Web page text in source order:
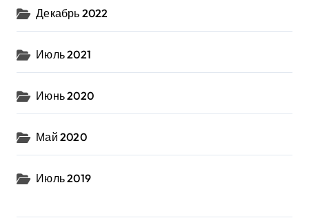
Декабрь 2022
Июль 2021
Июнь 2020
Май 2020
Июль 2019